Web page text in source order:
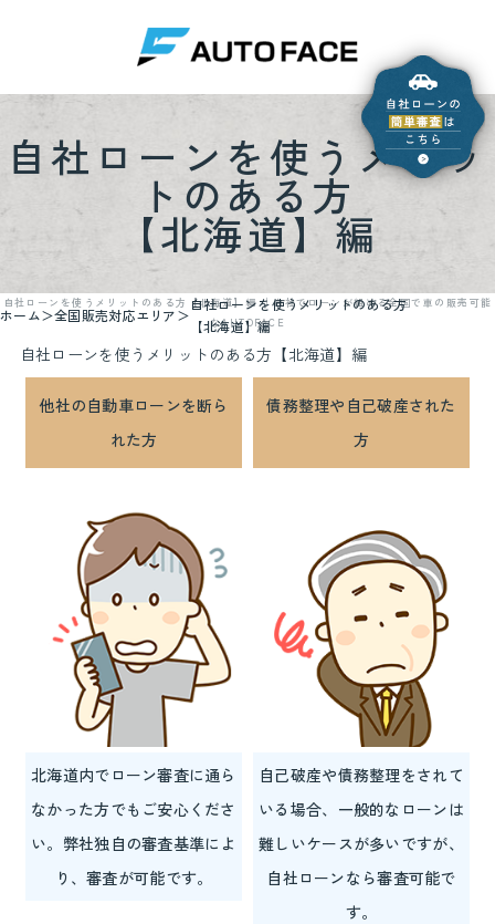
自社ローンを使うメリッ
トのある方
【北海道】編
自社ローンを使うメリットのある方【北海道】編 ｜自社でローンが組める全国で車の販売可能
なAUTOFACE
ホーム 全国販売対応エリア
自社ローンを使うメリットのある方
【北海道】編
自社ローンを使うメリットのある方【北海道】編
他社の自動車ローンを断ら
れた方
北海道内でローン審査に通ら
なかった方でもご安心くださ
い。弊社独自の審査基準によ
り、審査が可能です。
債務整理や自己破産された
方
自己破産や債務整理をされて
いる場合、一般的なローンは
難しいケースが多いですが、
自社ローンなら審査可能で
す。